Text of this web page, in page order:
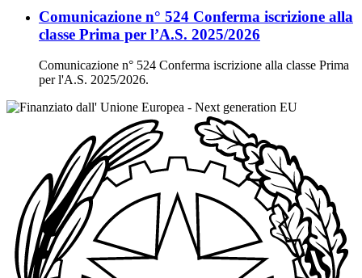
Comunicazione n° 524 Conferma iscrizione alla
classe Prima per l’A.S. 2025/2026
Comunicazione n° 524 Conferma iscrizione alla classe Prima
per l'A.S. 2025/2026.